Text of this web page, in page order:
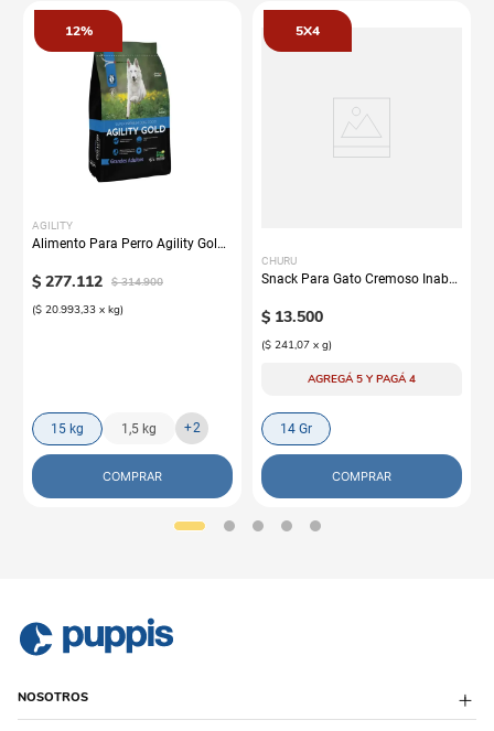
12%
AGILITY
Alimento Para Perro Agility Gold
$ 277.112 $ 314.900
($ 20.993,33 x kg)
15 kg 1,5 kg +2
COMPRAR
5X4
CHURU
Snack Para Gato Cremoso Inaba
$ 13.500
($ 241,07 x g)
AGREGÁ 5 Y PAGÁ 4
14 Gr
COMPRAR
NOSOTROS